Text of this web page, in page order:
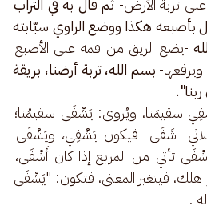
تربة الأرض- ثم قال به في التراب
بأصبعه هكذا ووضع الراوي سبّابته
-يضع الريق من فمه على الأصبع
بسم الله، تربة أرضنا، بريقة
سقيمَنا، ويُروى: يَشْفَى سقيمُنا؛
-شَفَى- فيكون يَشْفِي، ويَشْفَى
تأتي من المربع إذا كان أَشْفَى،
هلك، فيتغير المعنى، فتكون: "يَشْفَى
.